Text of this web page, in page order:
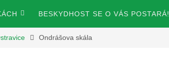
BESKYDHOST SE O VÁS POSTARÁ!
Ondrášova skála